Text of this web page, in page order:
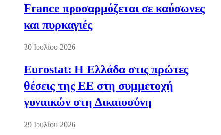
France προσαρμόζεται σε καύσωνες
και πυρκαγιές
30 Ιουλίου 2026
Eurostat: Η Ελλάδα στις πρώτες
θέσεις της ΕΕ στη συμμετοχή
γυναικών στη Δικαιοσύνη
29 Ιουλίου 2026